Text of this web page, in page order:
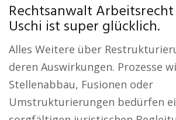
Rechtsanwalt
Uschi ist super glücklich.
Alles Weitere über
deren Auswirkungen. Prozesse
Stellenabbau, Fusionen oder
Umstrukturierungen bedürfen